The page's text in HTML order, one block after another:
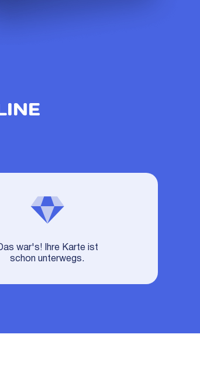
war's! Ihre Karte ist
schon unterwegs.